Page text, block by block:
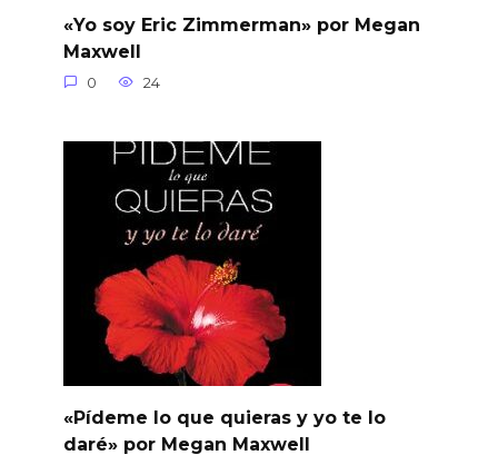
«Yo soy Eric Zimmerman» por Megan
Maxwell
0 24
«Pídeme lo que quieras y yo te lo
daré» por Megan Maxwell